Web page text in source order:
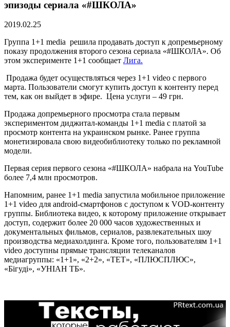
эпизоды сериала «#ШКОЛА»
2019.02.25
Группа 1+1 media решила продавать доступ к допремьерному
показу продолжения второго сезона сериала «#ШКОЛА». Об
этом эксперименте 1+1 сообщает Лига.
Продажа будет осуществляться через 1+1 video с первого
марта. Пользователи смогут купить доступ к контенту перед
тем, как он выйдет в эфире. Цена услуги – 49 грн.
Продажа допремьерного просмотра стала первым
экспериментом диджитал-команды 1+1 media с платой за
просмотр контента на украинском рынке. Ранее группа
монетизировала свою видеобиблиотеку только по рекламной
модели.
Первая серия первого сезона «#ШКОЛА» набрала на YouTube
более 7,4 млн просмотров.
Напомним, ранее 1+1 media запустила мобильное приложение
1+1 video для android-смартфонов с доступом к VOD-контенту
группы. Библиотека видео, к которому приложение открывает
доступ, содержит более 20 000 часов художественных и
документальных фильмов, сериалов, развлекательных шоу
производства медиахолдинга. Кроме того, пользователям 1+1
video доступны прямые трансляции телеканалов
медиагруппы: «1+1», «2+2», «ТЕТ», «ПЛЮСПЛЮС»,
«Бігуді», «УНІАН ТБ».